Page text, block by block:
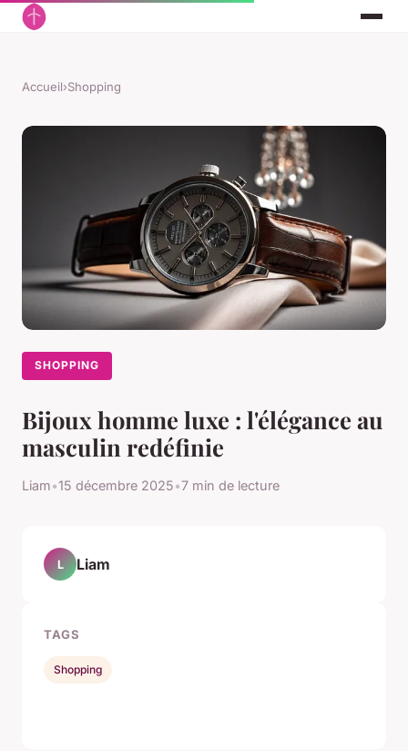
Accueil›Shopping
SHOPPING
Bijoux homme luxe : l'élégance au
masculin redéfinie
Liam•15 décembre 2025•7 min de lecture
L Liam
TAGS
Shopping